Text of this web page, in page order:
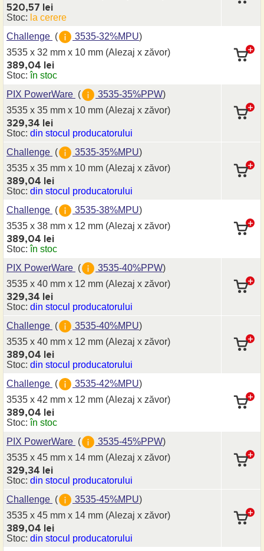
520,57 lei
Stoc: la cerere
Challenge ( 3535-32%MPU)
3535 x 32 mm x 10 mm (Alezaj x zăvor)
389,04 lei
Stoc:în stoc
PIX PowerWare ( 3535-35%PPW)
3535 x 35 mm x 10 mm (Alezaj x zăvor)
329,34 lei
Stoc: din stocul producatorului
Challenge ( 3535-35%MPU)
3535 x 35 mm x 10 mm (Alezaj x zăvor)
389,04 lei
Stoc: din stocul producatorului
Challenge ( 3535-38%MPU)
3535 x 38 mm x 12 mm (Alezaj x zăvor)
389,04 lei
Stoc:în stoc
PIX PowerWare ( 3535-40%PPW)
3535 x 40 mm x 12 mm (Alezaj x zăvor)
329,34 lei
Stoc: din stocul producatorului
Challenge ( 3535-40%MPU)
3535 x 40 mm x 12 mm (Alezaj x zăvor)
389,04 lei
Stoc: din stocul producatorului
Challenge ( 3535-42%MPU)
3535 x 42 mm x 12 mm (Alezaj x zăvor)
389,04 lei
Stoc:în stoc
PIX PowerWare ( 3535-45%PPW)
3535 x 45 mm x 14 mm (Alezaj x zăvor)
329,34 lei
Stoc: din stocul producatorului
Challenge ( 3535-45%MPU)
3535 x 45 mm x 14 mm (Alezaj x zăvor)
389,04 lei
Stoc: din stocul producatorului